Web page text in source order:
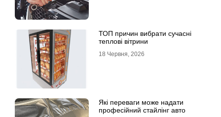
ТОП причин вибрати сучасні
теплові вітрини
18 Червня, 2026
Які переваги може надати
професійний стайлінг авто